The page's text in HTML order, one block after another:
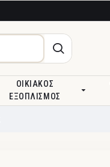
ΟΙΚΙΑΚΌΣ
ΕΞΟΠΛΙΣΜΌΣ